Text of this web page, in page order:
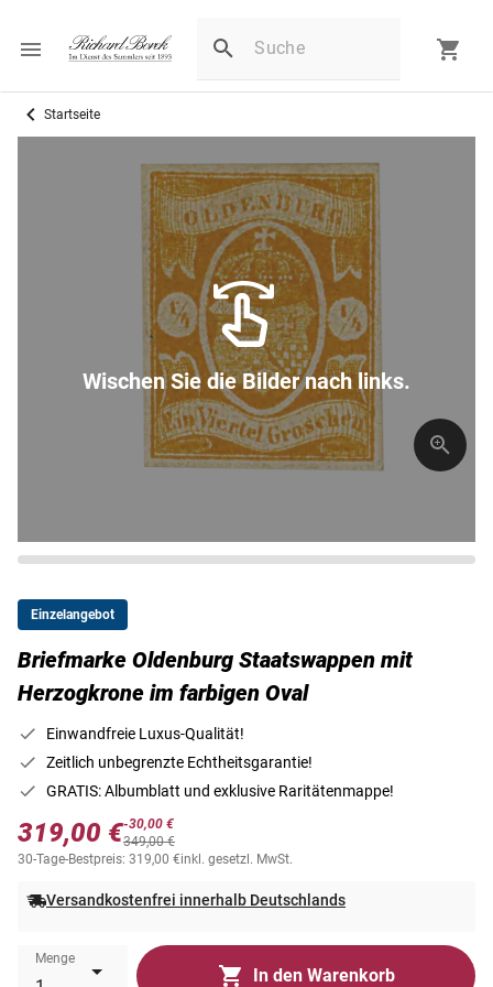
Startseite
Wischen Sie die Bilder nach links.
Einzelangebot
Briefmarke Oldenburg Staatswappen mit
Herzogkrone im farbigen Oval
Einwandfreie Luxus-Qualität!
Zeitlich unbegrenzte Echtheitsgarantie!
GRATIS: Albumblatt und exklusive Raritätenmappe!
319,00 €-30,00 €
349,00 €
30-Tage-Bestpreis: 319,00 €inkl. gesetzl. MwSt.
Versandkostenfrei innerhalb Deutschlands
Menge
In den Warenkorb